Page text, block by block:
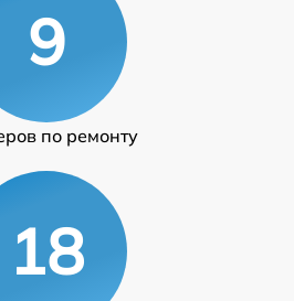
9
по ремонту
18